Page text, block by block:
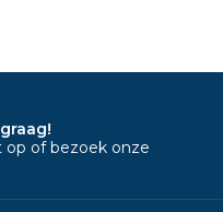
of bezoek onze